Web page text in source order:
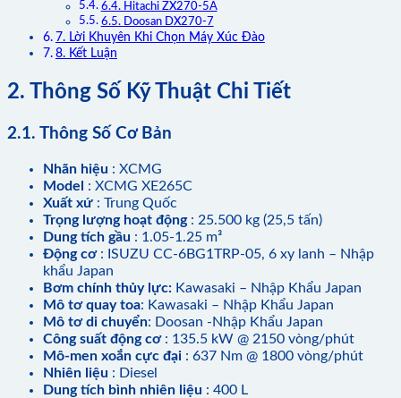
6.4. Hitachi ZX270-5A
6.5. Doosan DX270-7
7. Lời Khuyên Khi Chọn Máy Xúc Đào
8. Kết Luận
2. Thông Số Kỹ Thuật Chi Tiết
2.1. Thông Số Cơ Bản
Nhãn hiệu : XCMG
Model : XCMG XE265C
Xuất xứ : Trung Quốc
Trọng lượng hoạt động : 25.500 kg (25,5 tấn)
Dung tích gầu : 1.05-1.25 m³
Động cơ : ISUZU CC-6BG1TRP-05, 6 xy lanh – Nhập
khẩu Japan
Bơm chính thủy lực: Kawasaki – Nhập Khẩu Japan
Mô tơ quay toa: Kawasaki – Nhập Khẩu Japan
Mô tơ di chuyển: Doosan -Nhập Khẩu Japan
Công suất động cơ : 135.5 kW @ 2150 vòng/phút
Mô-men xoắn cực đại : 637 Nm @ 1800 vòng/phút
Nhiên liệu : Diesel
Dung tích bình nhiên liệu : 400 L